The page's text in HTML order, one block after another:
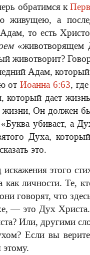
обратимся к
живущею, а
то есть
«животворящем
животворит?
Адам,
отИоанна 6:63,
который дает
жизни, Он должен
«Буква убивает, а
Духа,
это.
этого
личности. Те,
говорят, что
— это Дух
Или, другими
Если вы